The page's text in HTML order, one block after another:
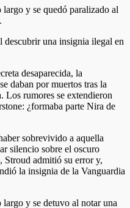
y se quedó paralizado al
descubrir una insignia ilegal en
desaparecida, la
daban por muertos tras la
Los rumores se extendieron
¿formaba parte Nira de
sobrevivido a aquella
silencio sobre el oscuro
Stroud admitió su error y,
la insignia de la Vanguardia
y se detuvo al notar una